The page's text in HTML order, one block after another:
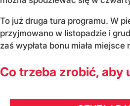
To już druga tura programu. W
przyjmowano w listopadzie i
zaś wypłata bonu miała
Co trzeba zrobić, aby